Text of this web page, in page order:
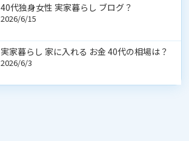
40代独身女性 実家暮らし ブログ？
2026/6/15
実家暮らし 家に入れる お金 40代の相場は？
2026/6/3